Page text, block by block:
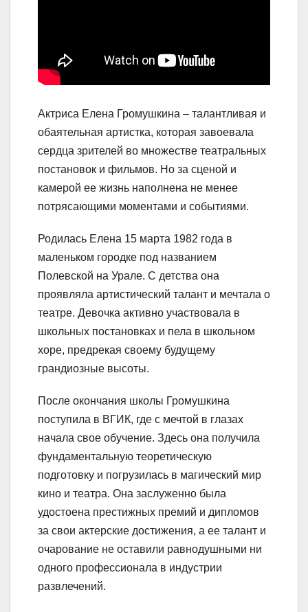
Актриса Елена Громушкина – талантливая и
обаятельная артистка, которая завоевала
сердца зрителей во множестве театральных
постановок и фильмов. Но за сценой и
камерой ее жизнь наполнена не менее
потрясающими моментами и событиями.
Родилась Елена 15 марта 1982 года в
маленьком городке под названием
Полевской на Урале. С детства она
проявляла артистический талант и мечтала о
театре. Девочка активно участвовала в
школьных постановках и пела в школьном
хоре, предрекая своему будущему
грандиозные высоты.
После окончания школы Громушкина
поступила в ВГИК, где с мечтой в глазах
начала свое обучение. Здесь она получила
фундаментальную теоретическую
подготовку и погрузилась в магический мир
кино и театра. Она заслуженно была
удостоена престижных премий и дипломов
за свои актерские достижения, а ее талант и
очарование не оставили равнодушными ни
одного профессионала в индустрии
развлечений.